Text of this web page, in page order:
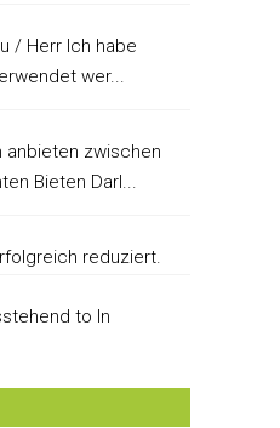
/ Herr Ich habe
wer...
anbieten zwischen
Bieten Darl...
reduziert.
to In